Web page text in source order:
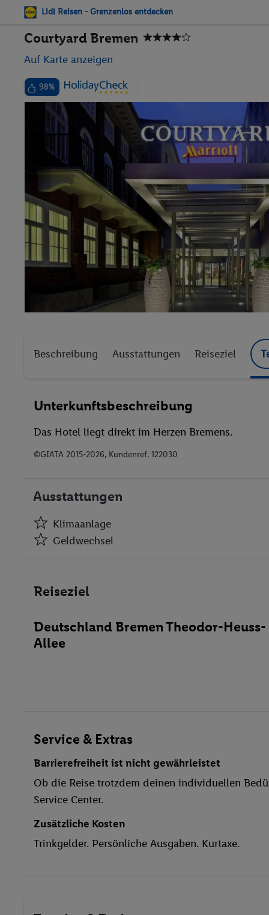
Lidl Reisen - Grenzenlos entdecken
Courtyard Bremen
Auf Karte anzeigen
98%
Beschreibung Ausstattungen Reiseziel
Unterkunftsbeschreibung
Das Hotel liegt direkt im Herzen Bremens.
©GIATA 2015-2026, Kundenref. 122030
Ausstattungen
Klimaanlage
Geldwechsel
Geldwechsel
Café
Bar(s)
Konferenzraum
Haustiere
Aufzug
Haustiere erlaubt
Sauna
Fitness-Studio
Gymnastik
Reiseziel
Deutschland Bremen Theodor-Heuss-
Allee
Service & Extras
Barrierefreiheit ist nicht gewährleistet
Ob die Reise trotzdem deinen individuellen
Service Center.
Zusätzliche Kosten
Trinkgelder. Persönliche Ausgaben. Kurtaxe.